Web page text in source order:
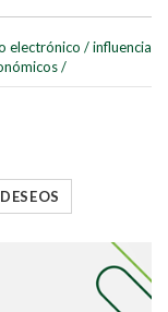
electrónico / influencia
/